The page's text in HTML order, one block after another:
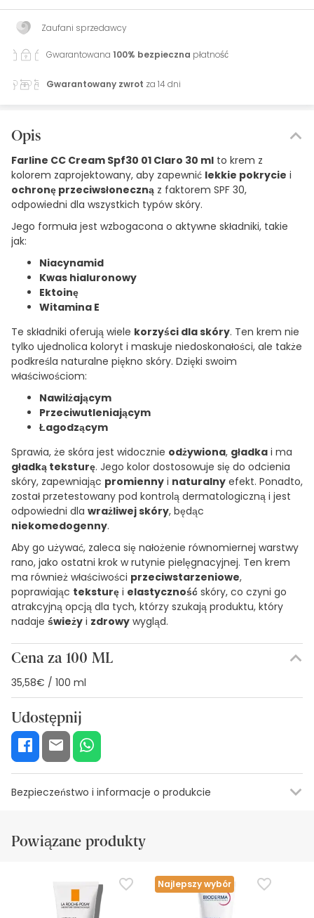
Zaufani sprzedawcy
Gwarantowana 100% bezpieczna płatność
Gwarantowany zwrot za 14 dni
Opis
Farline CC Cream Spf30 01 Claro 30 ml to krem z
kolorem zaprojektowany, aby zapewnić lekkie pokrycie i
ochronę przeciwsłoneczną z faktorem SPF 30,
odpowiedni dla wszystkich typów skóry.
Jego formuła jest wzbogacona o aktywne składniki, takie
jak:
Niacynamid
Kwas hialuronowy
Ektoinę
Witamina E
Te składniki oferują wiele korzyści dla skóry. Ten krem nie
tylko ujednolica koloryt i maskuje niedoskonałości, ale także
podkreśla naturalne piękno skóry. Dzięki swoim
właściwościom:
Nawilżającym
Przeciwutleniającym
Łagodzącym
Sprawia, że skóra jest widocznie odżywiona, gładka i ma
gładką teksturę. Jego kolor dostosowuje się do odcienia
skóry, zapewniając promienny i naturalny efekt. Ponadto,
został przetestowany pod kontrolą dermatologiczną i jest
odpowiedni dla wrażliwej skóry, będąc
niekomedogenny.
Aby go używać, zaleca się nałożenie równomiernej warstwy
rano, jako ostatni krok w rutynie pielęgnacyjnej. Ten krem
ma również właściwości przeciwstarzeniowe,
poprawiając teksturę i elastyczność skóry, co czyni go
atrakcyjną opcją dla tych, którzy szukają produktu, który
nadaje świeży i zdrowy wygląd.
Cena za 100 ML
35,58€ / 100 ml
Udostępnij
Bezpieczeństwo i informacje o produkcie
Zasoby bezpieczeństwa wizualnego
W tej chwili nie mamy obrazów zabezpieczeń dla tego
produktu, ale pracujemy nad tym. Zachęcamy do
późniejszego sprawdzenia aktualizacji. W międzyczasie
Powiązane produkty
Najlepszy wybór